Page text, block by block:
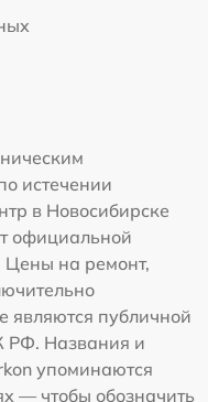
истечении
в Новосибирске
официальной
Цены на ремонт,
являются публичной
РФ. Названия и
упоминаются
— чтобы обозначить